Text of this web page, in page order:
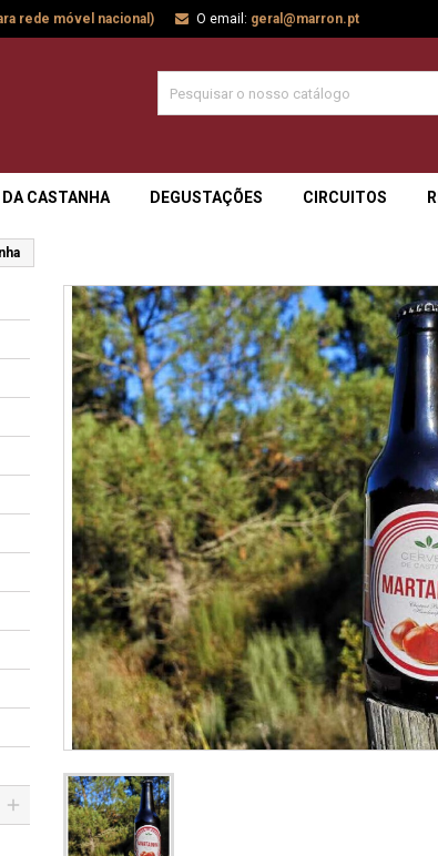
rede móvel nacional) O email: geral@marron.pt
CASTANHA DEGUSTAÇÕES CIRCUITOS